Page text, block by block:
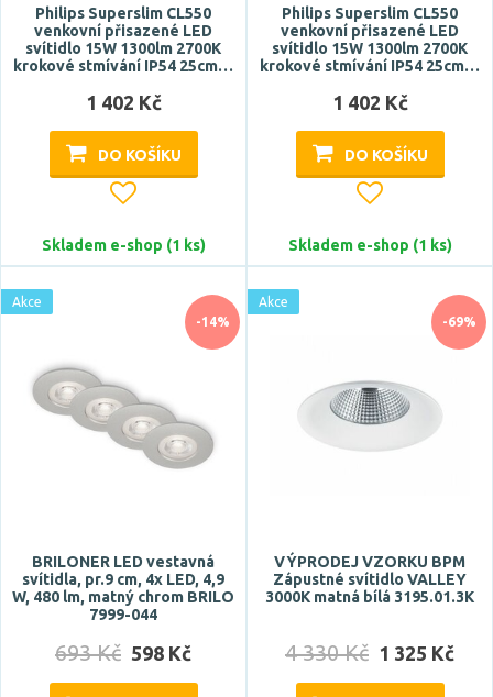
moderní
Zobrazit více
Tvar / motiv
hranatý
koule
kulatý
Zobrazit více
Stupeň krytí
IP20
Zobrazit více
Philips Superslim CL550
venkovní přisazené LED
svítidlo 15W 1300lm 2700K
krokové stmívání IP54 25cm…
1 402 Kč
DO KOŠÍKU
Skladem e-shop (1 ks)
Philips Superslim CL550
venkovní přisazené LED
svítidlo 15W 1300lm 2700K
krokové stmívání IP54 25cm…
1 402 Kč
DO KOŠÍKU
Skladem e-shop (1 ks)
-14%
Akce
BRILONER LED vestavná
svítidla, pr.9 cm, 4x LED, 4,9
W, 480 lm, matný chrom BRILO
7999-044
693 Kč 598 Kč
-69%
Akce
VÝPRODEJ VZORKU BPM
Zápustné svítidlo VALLEY
3000K matná bílá 3195.01.3K
4 330 Kč 1 325 Kč